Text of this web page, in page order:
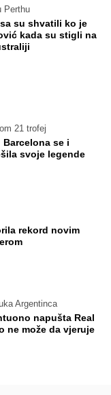
Perthu
su shvatili ko je
kada su stigli na
21 trofej
Barcelona se i
svoje legende
rekord novim
Argentinca
napušta Real
ne može da vjeruje